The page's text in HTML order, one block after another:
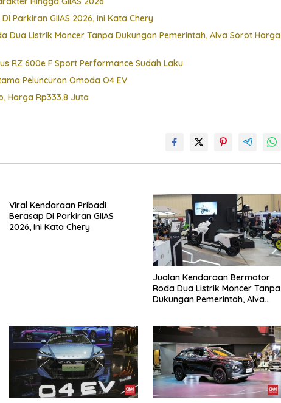
Parkiran GIIAS 2026, Ini Kata Chery
Dua Listrik Moncer Tanpa Dukungan Pemerintah, Alva Sorot Harga
RZ 600e F Sport Performance Sudah Laku
Peluncuran Omoda O4 EV
Harga Rp333,8 Juta
Viral Kendaraan Pribadi
Berasap Di Parkiran GIIAS
2026, Ini Kata Chery
Jualan Kendaraan Bermotor
Roda Dua Listrik Moncer Tanpa
Dukungan Pemerintah, Alva